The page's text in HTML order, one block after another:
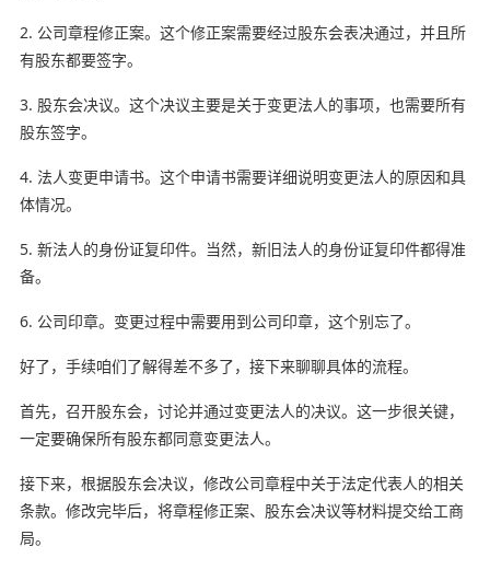
2. 公司章程修正案。这个修正案需要经过股东会表决通过，并且所
有股东都要签字。
3. 股东会决议。这个决议主要是关于变更法人的事项，也需要所有
股东签字。
4. 法人变更申请书。这个申请书需要详细说明变更法人的原因和具
体情况。
5. 新法人的身份证复印件。当然，新旧法人的身份证复印件都得准
备。
6. 公司印章。变更过程中需要用到公司印章，这个别忘了。
好了，手续咱们了解得差不多了，接下来聊聊具体的流程。
首先，召开股东会，讨论并通过变更法人的决议。这一步很关键，
一定要确保所有股东都同意变更法人。
接下来，根据股东会决议，修改公司章程中关于法定代表人的相关
条款。修改完毕后，将章程修正案、股东会决议等材料提交给工商
局。